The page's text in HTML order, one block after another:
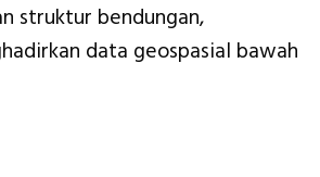
struktur bendungan,
data geospasial bawah